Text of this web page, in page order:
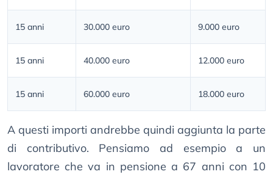
15 anni 30.000 euro 9.000 euro
15 anni 40.000 euro 12.000 euro
15 anni 60.000 euro 18.000 euro
A questi importi andrebbe quindi aggiunta la parte
di contributivo. Pensiamo ad esempio a un
lavoratore che va in pensione a 67 anni con 10